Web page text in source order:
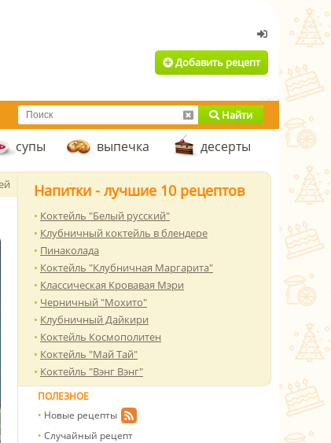
Добавить рецепт
Найти
супы выпечка десерты
Напитки - лучшие 10 рецептов
Коктейль "Белый русский"
Клубничный коктейль в блендере
Пинаколада
Коктейль "Клубничная Маргарита"
Классическая Кровавая Мэри
Черничный "Мохито"
Клубничный Дайкири
Коктейль Космополитен
Коктейль "Май Тай"
Коктейль "Вэнг Вэнг"
ПОЛЕЗНОЕ
Новые рецепты
Случайный рецепт